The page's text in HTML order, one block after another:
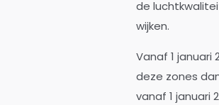
de
wijken.
Vanaf 1
deze zones
vanaf 1 januari